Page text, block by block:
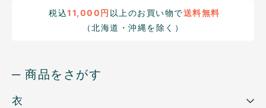
税込11,000円 以上のお買い物で送料無料
（北海道・沖縄を除く）
─ 商品をさがす
衣